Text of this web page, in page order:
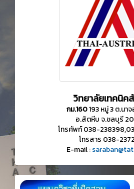
วิทยาลัยเทคนิค
กม.160193 หมู่ 3 ต.นา
อ.สัตหีบ จ.ชลบุรี
โทรศัพท์ 038-
โทรสาร 038-
E-mail :